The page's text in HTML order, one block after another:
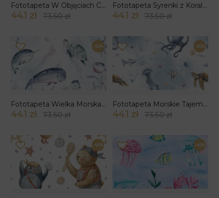
Fototapeta W Objęciach Chmur
44.1 zł 73.50 zł
Fototapeta Syrenki z Koralowej Laguny
44.1 zł 73.50 zł
-40%
Fototapeta Wielka Morska Rodzina
44.1 zł 73.50 zł
-40%
Fototapeta Morskie Tajemnice
44.1 zł 73.50 zł
-40% -40%